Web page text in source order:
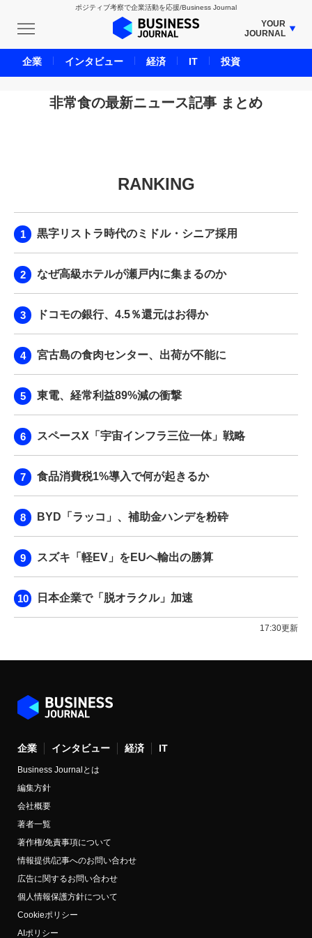
ポジティブ考察で企業活動を応援/Business Journal
YOUR
JOURNAL
BUSINESS JOURNAL
UNICORN JOURNAL
CARBON CREDITS JOURNAL
LIFE ENDING JOURNAL
BPaaS JOURNAL
非常食の最新ニュース記事 まとめ
RANKING
黒字リストラ時代のミドル・シニア採用
なぜ高級ホテルが瀬戸内に集まるのか
ドコモの銀行、4.5％還元はお得か
宮古島の食肉センター、出荷が不能に
東電、経常利益89%減の衝撃
スペースX「宇宙インフラ三位一体」戦略
食品消費税1%導入で何が起きるか
BYD「ラッコ」、補助金ハンデを粉砕
スズキ「軽EV」をEUへ輸出の勝算
日本企業で「脱オラクル」加速
17:30更新
企業 インタビュー 経済 IT
Business Journalとは
編集方針
会社概要
著者一覧
著作権/免責事項について
情報提供/記事へのお問い合わせ
広告に関するお問い合わせ
個人情報保護方針について
Cookieポリシー
AIポリシー
企業 インタビュー 経済 IT 投資